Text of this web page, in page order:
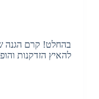
בהחלט! קרם הגנה
להאיץ הזדקנות